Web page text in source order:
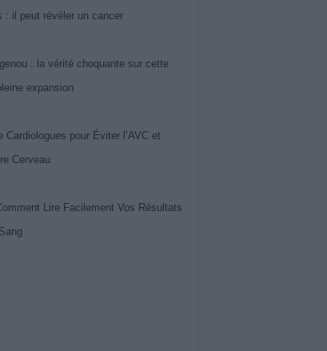
: il peut révéler un cancer
: la vérité choquante sur cette
expansion
Cardiologues pour Éviter l’AVC et
Cerveau
Lire Facilement Vos Résultats